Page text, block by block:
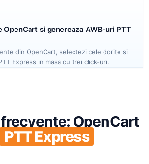
OpenCart si genereaza AWB-uri PTT
din OpenCart, selectezi cele dorite si
Express in masa cu trei click-uri.
OpenCart
PTT Express